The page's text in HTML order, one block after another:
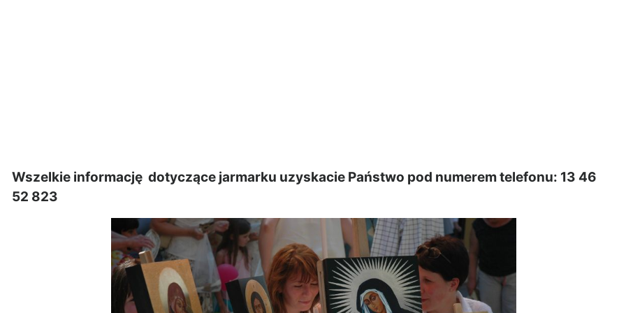
Wszelkie informację dotyczące jarmarku uzyskacie Państwo pod numerem telefonu: 13 46
52 823